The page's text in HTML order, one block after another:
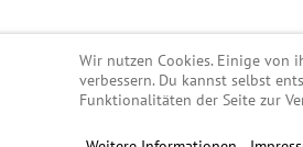
Enduro-
Wir nutzen Cookies. Einige von
verbessern. Du kannst selbst
Funktionalitäten der Seite zur